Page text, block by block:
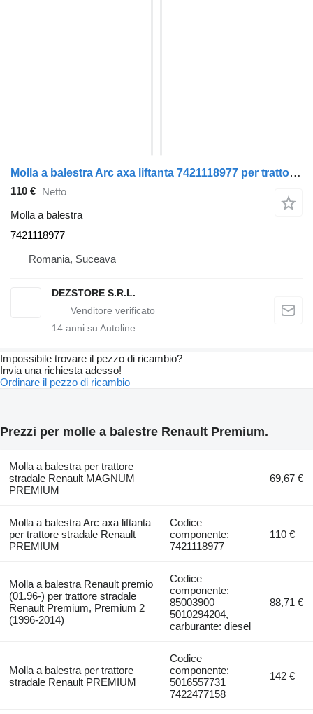
Molla a balestra Arc axa liftanta 7421118977 per trattore stradale Renault PREMIUM
110 € Netto
Molla a balestra
7421118977
Romania, Suceava
DEZSTORE S.R.L.
14 anni su Autoline
Impossibile trovare il pezzo di ricambio?
Invia una richiesta adesso!
Ordinare il pezzo di ricambio
Prezzi per molle a balestre Renault Premium.
Molla a balestra per trattore
stradale Renault MAGNUM
PREMIUM
69,67 €
Molla a balestra Arc axa liftanta
per trattore stradale Renault
PREMIUM
Codice
componente:
7421118977
110 €
Molla a balestra Renault premio
(01.96-) per trattore stradale
Renault Premium, Premium 2
(1996-2014)
Codice
componente:
85003900
5010294204,
carburante: diesel
88,71 €
Molla a balestra per trattore
stradale Renault PREMIUM
Codice
componente:
5016557731
7422477158
142 €